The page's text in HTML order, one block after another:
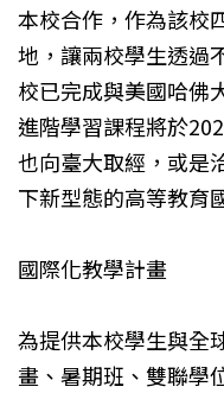
本校合作，作為該校
地，讓兩校學生透過
校已完成與美國哈佛
進階學習課程將於
也向臺大取經，或是
下新型態的高等教育
國際化教學計畫
為提供本校學生與全
畫、暑期班、雙聯學